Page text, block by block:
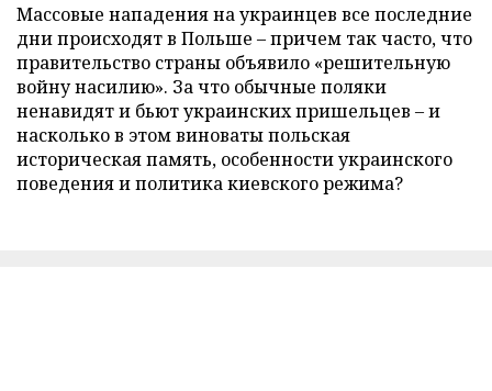
Массовые нападения на украинцев все последние
дни происходят в Польше – причем так часто, что
правительство страны объявило «решительную
войну насилию». За что обычные поляки
ненавидят и бьют украинских пришельцев – и
насколько в этом виноваты польская
историческая память, особенности украинского
поведения и политика киевского режима?